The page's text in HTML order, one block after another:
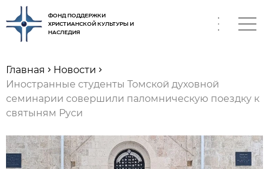
ФОНД ПОДДЕРЖКИ
ХРИСТИАНСКОЙ КУЛЬТУРЫ И
НАСЛЕДИЯ
Главная
Новости
Иностранные студенты Томской духовной
семинарии совершили паломническую поездку к
святыням Руси